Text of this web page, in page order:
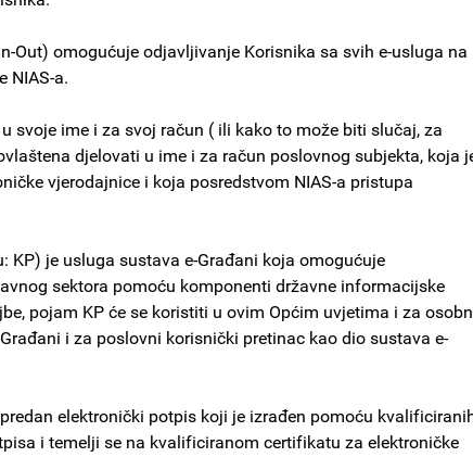
Out) omogućuje odjavljivanje Korisnika sa svih e-usluga na
NIAS-a.
svoje ime i za svoj račun ( ili kako to može biti slučaj, za
djelovati u ime i za račun poslovnog subjekta, koja
vjerodajnice i koja posredstvom NIAS-a pristupa
KP) je usluga sustava e-Građani koja omogućuje
sektora pomoću komponenti državne informacijske
pojam KP će se koristiti u ovim Općim uvjetima i za
i za poslovni korisnički pretinac kao dio sustava e-
elektronički potpis koji je izrađen pomoću
i temelji se na kvalificiranom certifikatu za elektroničke